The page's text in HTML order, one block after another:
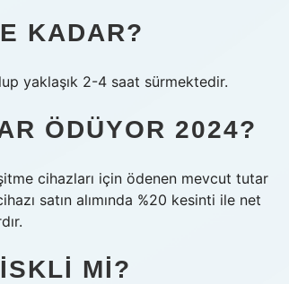
KADAR?
yaklaşık 2-4 saat sürmektedir.
ÖDÜYOR 2024?
cihazları için ödenen mevcut tutar
satın alımında %20 kesinti ile net
MI?